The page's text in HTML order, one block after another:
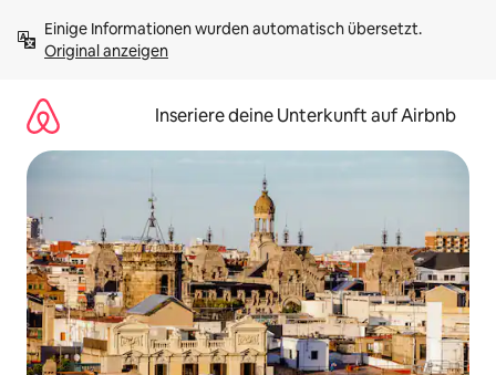
Inhalten
springenOriginal anzeigen
Inseriere deine Unterkunft auf Airbnb